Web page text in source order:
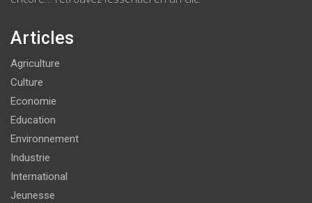
Articles
Agriculture
Culture
Economie
Education
Environnement
Industrie
International
Jeunesse